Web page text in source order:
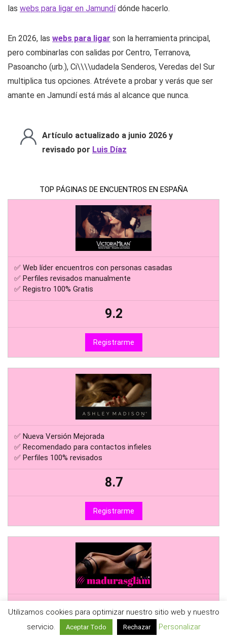
las webs para ligar en Jamundídónde hacerlo.
En 2026, las webs para ligar son la herramienta principal,
pero combinarlas con salidas por Centro, Terranova,
Pasoancho (urb.), Ci\\\\udadela Senderos, Veredas del Sur
multiplica tus opciones. Atrévete a probar y verás que ser
amante en Jamundí está más al alcance que nunca.
Artículo actualizado a junio 2026 y
revisado por Luis Díaz
TOP PÁGINAS DE ENCUENTROS EN ESPAÑA
✅ Web líder encuentros con personas casadas
✅ Perfiles revisados manualmente
✅ Registro 100% Gratis
9.2
Registrarme
✅ Nueva Versión Mejorada
✅ Recomendado para contactos infieles
✅ Perfiles 100% revisados
8.7
Registrarme
✅ Perfiles 100% Verificados
✅ Registro Gratuito
Utilizamos cookies para optimizar nuestro sitio web y nuestro
servicio.
Aceptar Todo Rechazar Personalizar